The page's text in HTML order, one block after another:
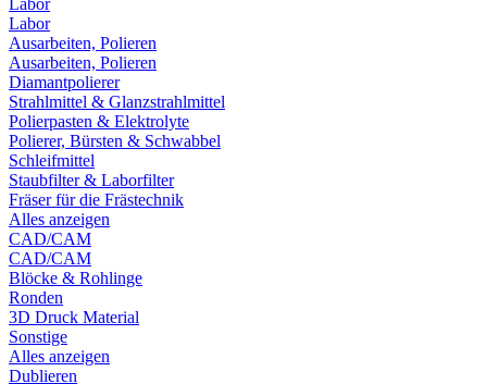
Labor
Labor
Ausarbeiten, Polieren
Ausarbeiten, Polieren
Diamantpolierer
Strahlmittel & Glanzstrahlmittel
Polierpasten & Elektrolyte
Polierer, Bürsten & Schwabbel
Schleifmittel
Staubfilter & Laborfilter
Fräser für die Frästechnik
Alles anzeigen
CAD/CAM
CAD/CAM
Blöcke & Rohlinge
Ronden
3D Druck Material
Sonstige
Alles anzeigen
Dublieren